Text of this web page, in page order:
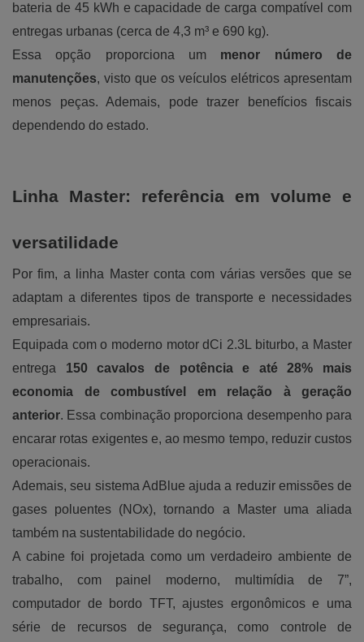
bateria de 45 kWh e capacidade de carga compatível com
entregas urbanas (cerca de 4,3 m³ e 690 kg).
Essa opção proporciona um menor número de
manutenções, visto que os veículos elétricos apresentam
menos peças. Ademais, pode trazer benefícios fiscais
dependendo do estado.
Linha Master: referência em volume e
versatilidade
Por fim, a linha Master conta com várias versões que se
adaptam a diferentes tipos de transporte e necessidades
empresariais.
Equipada com o moderno motor dCi 2.3L biturbo, a Master
entrega 150 cavalos de potência e até 28% mais
economia de combustível em relação à geração
anterior. Essa combinação proporciona desempenho para
encarar rotas exigentes e, ao mesmo tempo, reduzir custos
operacionais.
Ademais, seu sistema AdBlue ajuda a reduzir emissões de
gases poluentes (NOx), tornando a Master uma aliada
também na sustentabilidade do negócio.
A cabine foi projetada como um verdadeiro ambiente de
trabalho, com painel moderno, multimídia de 7”,
computador de bordo TFT, ajustes ergonômicos e uma
série de recursos de segurança, como controle de